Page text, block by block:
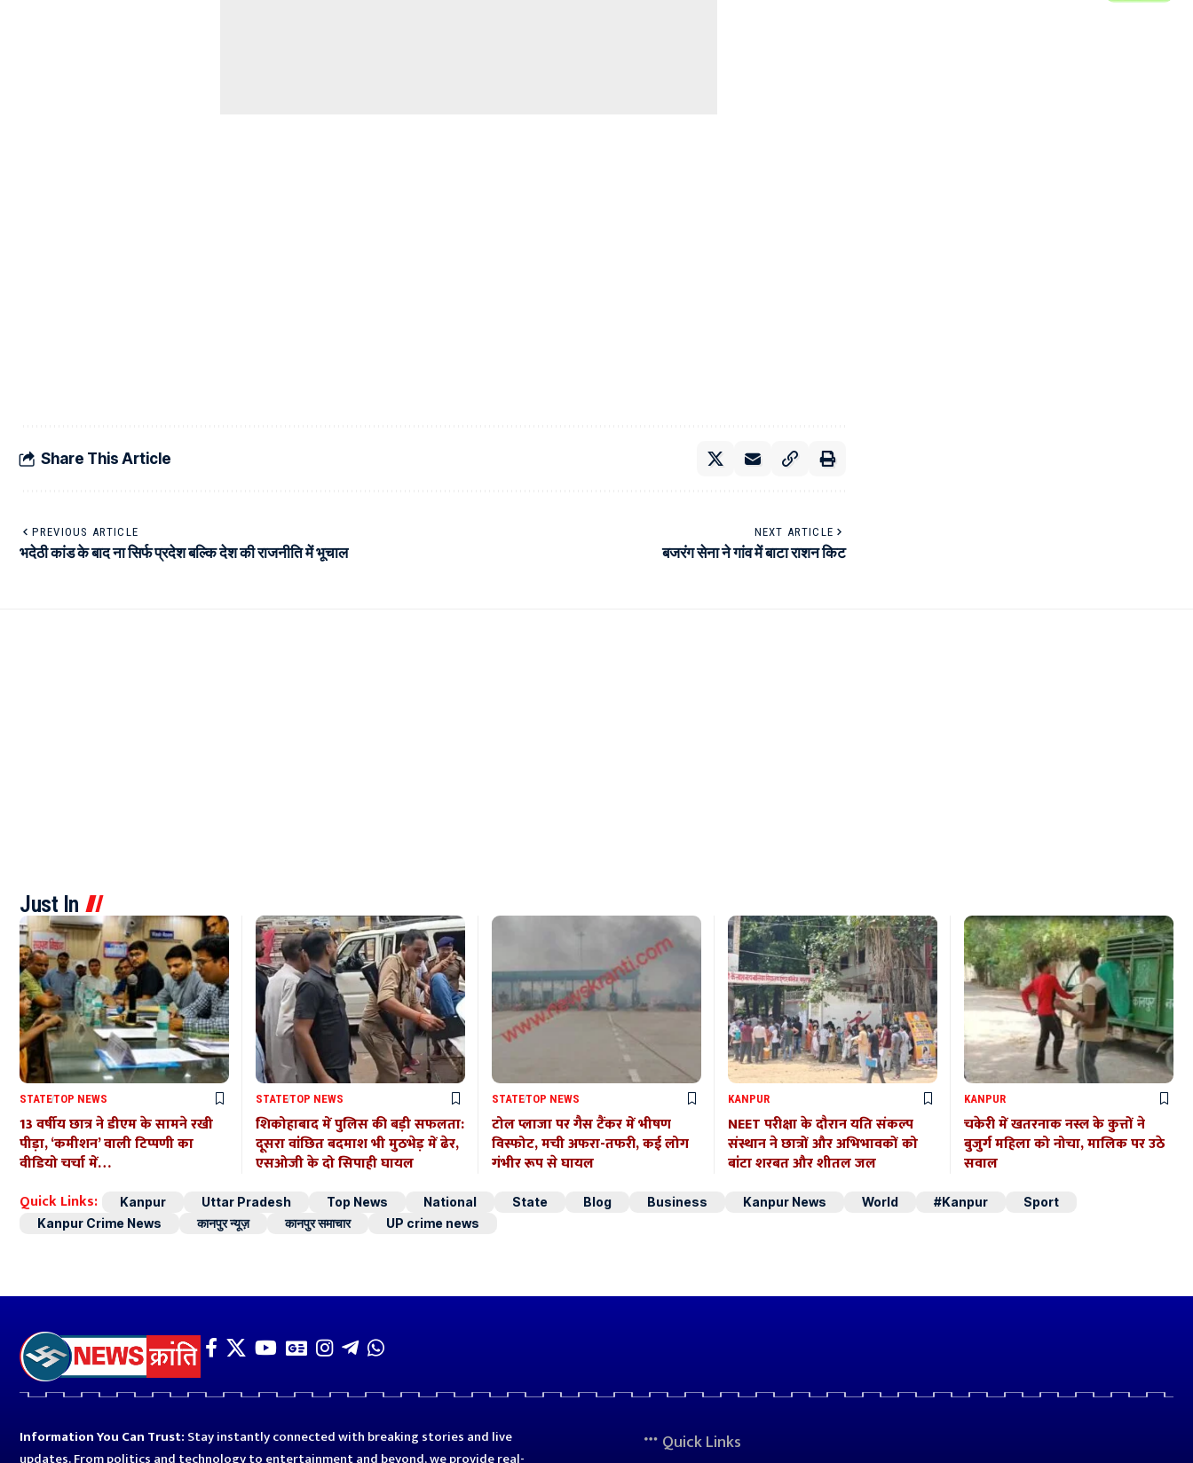
Share This Article
PREVIOUS ARTICLE
भदेठी कांड के बाद ना सिर्फ प्रदेश बल्कि देश की राजनीति में भूचाल
NEXT ARTICLE
बजरंग सेना ने गांव में बाटा राशन किट
Just In
STATETOP NEWS
13 वर्षीय छात्र ने डीएम के सामने रखी
पीड़ा, ‘कमीशन’ वाली टिप्पणी का
वीडियो चर्चा में…
STATETOP NEWS
शिकोहाबाद में पुलिस की बड़ी सफलता:
दूसरा वांछित बदमाश भी मुठभेड़ में ढेर,
एसओजी के दो सिपाही घायल
STATETOP NEWS
टोल प्लाजा पर गैस टैंकर में भीषण
विस्फोट, मची अफरा-तफरी, कई लोग
गंभीर रूप से घायल
KANPUR
NEET परीक्षा के दौरान यति संकल्प
संस्थान ने छात्रों और अभिभावकों को
बांटा शरबत और शीतल जल
KANPUR
चकेरी में खतरनाक नस्ल के कुत्तों ने
बुजुर्ग महिला को नोचा, मालिक पर उठे
सवाल
Quick Links:
Kanpur Uttar Pradesh Top News National State Blog Business Kanpur News World #Kanpur
Sport
Kanpur Crime News
कानपुर न्यूज़ कानपुर समाचार UP crime news
Information You Can Trust: Stay instantly connected with breaking stories and live
updates. From politics and technology to entertainment and beyond, we provide real-
Quick Links